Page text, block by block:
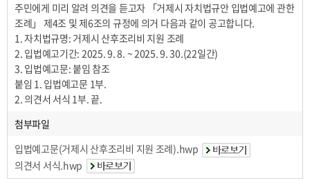
주민에게 미리 알려 의견을 듣고자 「거제시 자치법규안 입법예고에 관한
조례」 제4조 및 제6조의 규정에 의거 다음과 같이 공고합니다.
1. 자치법규명: 거제시 산후조리비 지원 조례
2. 입법예고기간: 2025. 9. 8. ~ 2025. 9. 30.(22일간)
3. 입법예고문: 붙임 참조
붙임 1. 입법예고문 1부.
2. 의견서 서식 1부. 끝.
첨부파일
입법예고문(거제시 산후조리비 지원 조례).hwp
의견서 서식.hwp